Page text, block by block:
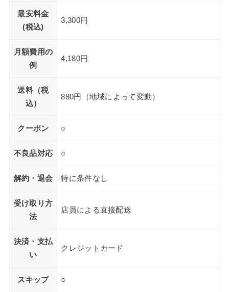
最安料金
(税込)
3,300円
月額費用の
例
4,180円
送料（税
込）
880円（地域によって変動）
クーポン ○
不良品対応 ○
解約・退会 特に条件なし
受け取り方
法
店員による直接配送
決済・支払
い
クレジットカード
スキップ ○